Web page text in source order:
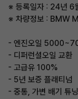
※ 등록일자 : 24년 6
※ 차량정보 : BMW
- 엔진오일
- 디퍼런셜오일 교환
- 고급유 100%
- 5년 보증 플래티넘
- 중통, 가변 배기 튜